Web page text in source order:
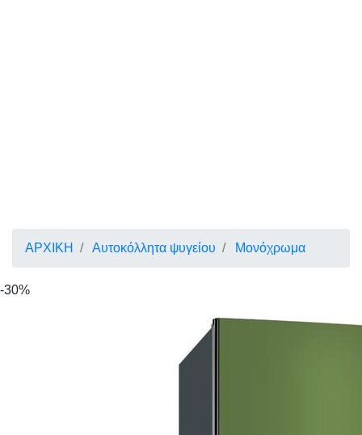
ΑΡΧΙΚΗ Αυτοκόλλητα ψυγείου Μονόχρωμα
-30%